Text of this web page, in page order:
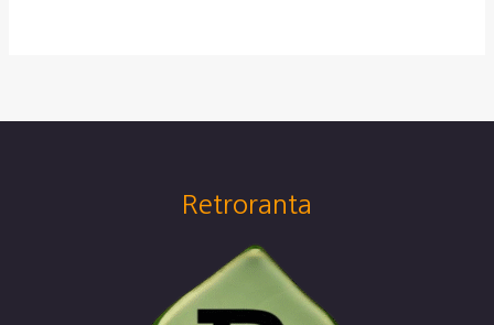
Retroranta